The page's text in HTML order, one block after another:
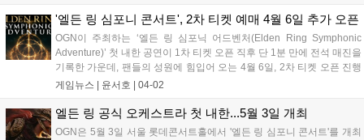
'엘든 링 심포니 콘서트', 2차 티켓 예매 4월 6일 추가 오픈
OGN이 주최하는 ‘엘든 링 심포닉 어드벤처(Elden Ring Symphonic
Adventure)’ 첫 내한 공연이 1차 티켓 오픈 직후 단 1분 만에 전석 매진을
기록한 가운데, 팬들의 성원에 힘입어 오는 4월 6일, 2차 티켓 오픈 진행
이 확정됐다. 티켓을 구하지 못한 관객들의 지속적인 문의와 요청이 이
게임뉴스 | 윤서호 04-02
엘든 링 공식 오케스트라 첫 내한...5월 3일 개최
OGN은 5월 3일 서울 롯데콘서트홀에서 '엘든 링 심포니 콘서트'를 개최